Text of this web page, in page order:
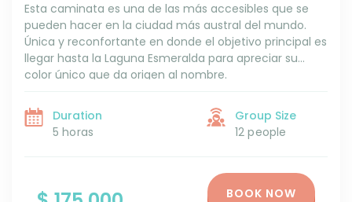
Esta caminata es una de las más accesibles que se
pueden hacer en la ciudad más austral del mundo.
Única y reconfortante en donde el objetivo principal es
llegar hasta la Laguna Esmeralda para apreciar su
color único que da origen al nombre.
Duration
5 horas
Group Size
12 people
BOOK NOW